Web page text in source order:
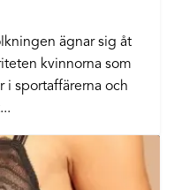
ägnar sig åt
kvinnorna som
i sportaffärerna och